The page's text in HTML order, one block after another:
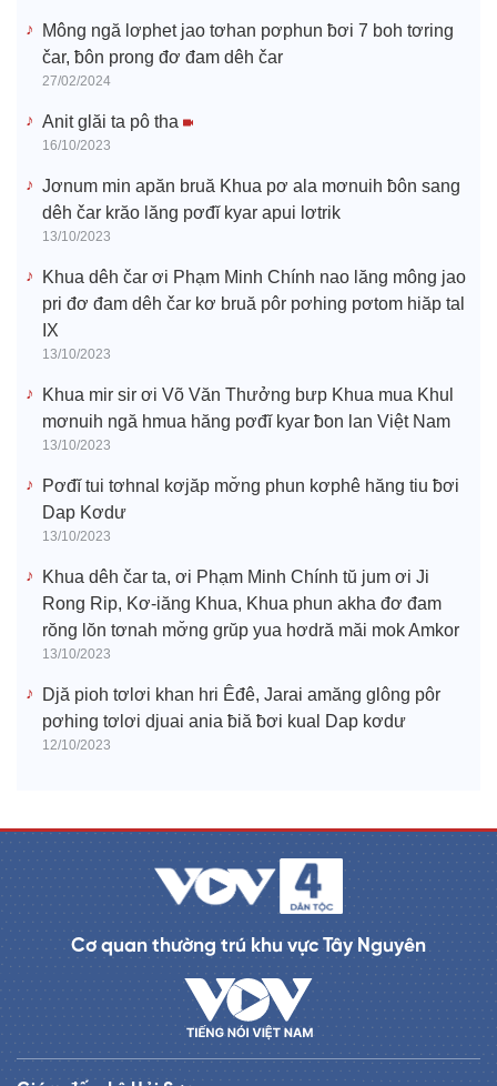
Mông ngă lơphet jao tơhan pơphun ƀơi 7 boh tơring
čar, ƀôn prong đơ đam dêh čar
27/02/2024
Anit glăi ta pô tha
16/10/2023
Jơnum min apăn bruă Khua pơ ala mơnuih ƀôn sang
dêh čar krăo lăng pơđĭ kyar apui lơtrik
13/10/2023
Khua dêh čar ơi Phạm Minh Chính nao lăng mông jao
pri đơ đam dêh čar kơ bruă pôr pơhing pơtom hiăp tal
IX
13/10/2023
Khua mir sir ơi Võ Văn Thưởng bưp Khua mua Khul
mơnuih ngă hmua hăng pơđĭ kyar ƀon lan Việt Nam
13/10/2023
Pơđĭ tui tơhnal kơjăp mơ̆ng phun kơphê hăng tiu ƀơi
Dap Kơdư
13/10/2023
Khua dêh čar ta, ơi Phạm Minh Chính tŭ jum ơi Ji
Rong Rip, Kơ-iăng Khua, Khua phun akha đơ đam
rŏng lŏn tơnah mơ̆ng grŭp yua hơdră măi mok Amkor
13/10/2023
Djă pioh tơlơi khan hri Êđê, Jarai amăng glông pôr
pơhing tơlơi djuai ania ƀiă ƀơi kual Dap kơdư
12/10/2023
Cơ quan thường trú khu vực Tây Nguyên